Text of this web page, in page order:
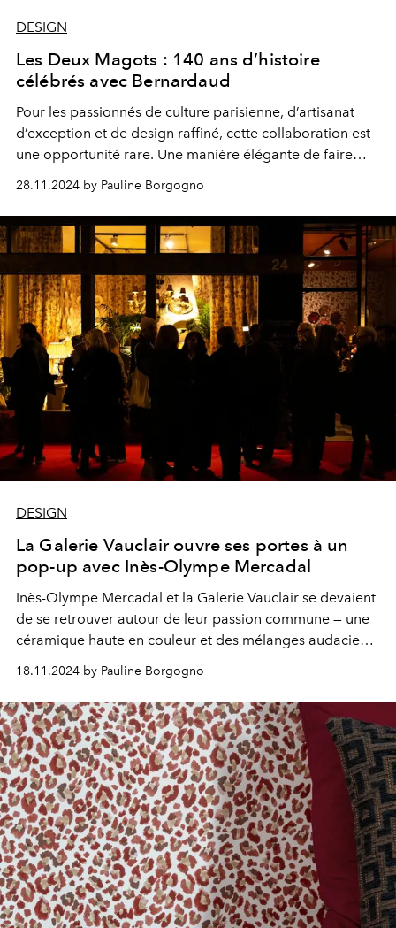
DESIGN
Les Deux Magots : 140 ans d’histoire
célébrés avec Bernardaud
Pour les passionnés de culture parisienne, d’artisanat
d’exception et de design raffiné, cette collaboration est
une opportunité rare. Une manière élégante de faire
28.11.2024 by Pauline Borgogno
DESIGN
La Galerie Vauclair ouvre ses portes à un
pop-up avec Inès-Olympe Mercadal
Inès-Olympe Mercadal et la Galerie Vauclair se devaient
de se retrouver autour de leur passion commune — une
céramique haute en couleur et des mélanges audacieux
18.11.2024 by Pauline Borgogno